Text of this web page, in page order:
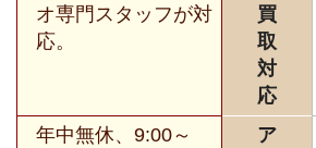
オ専門スタッフが対
応。
買
取
対
応
年中無休、9:00～
ア